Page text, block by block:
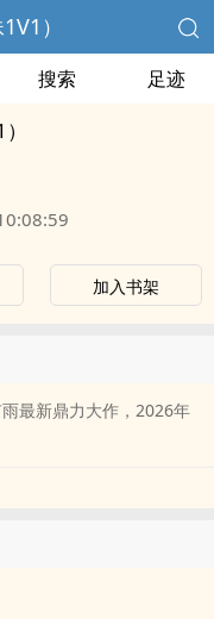
）
搜索 足迹
加入书架
最新鼎力大作，2026年